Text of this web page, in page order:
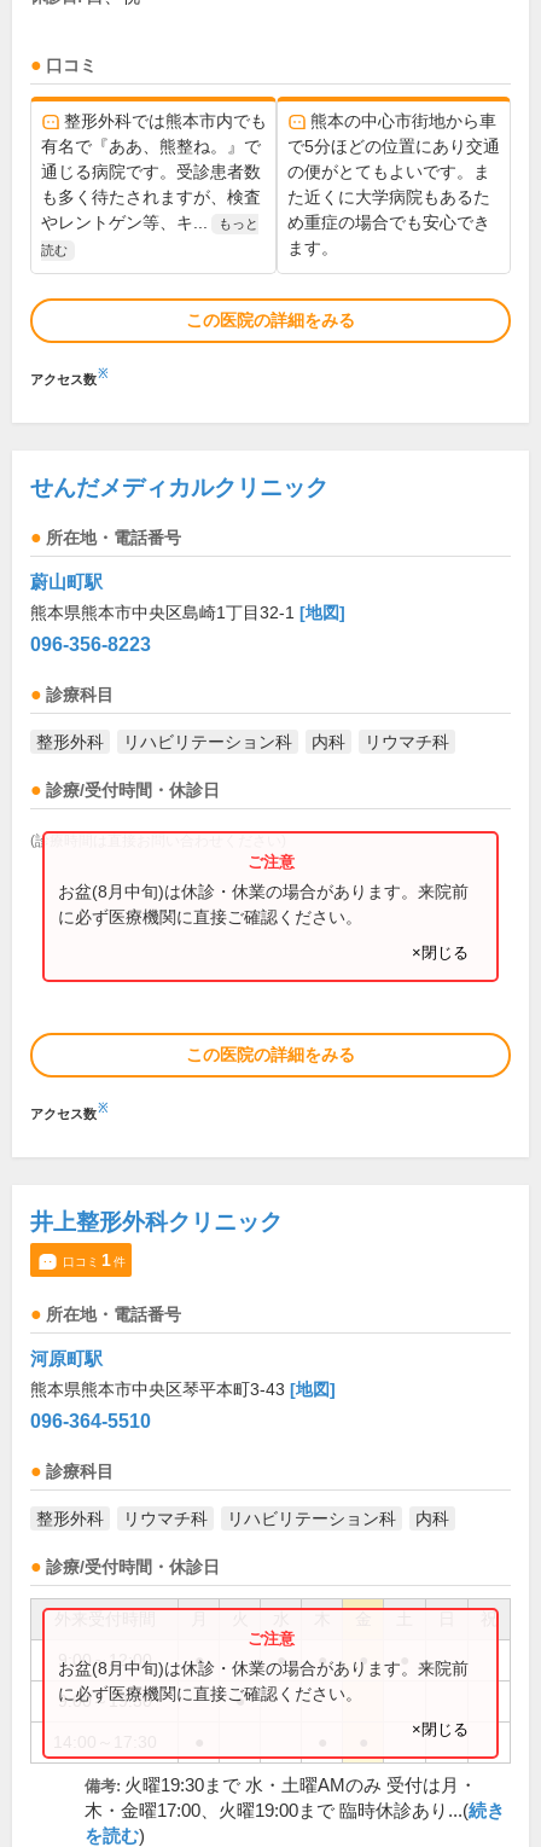
口コミ
整形外科では熊本市内でも
有名で『ああ、熊整ね。』で
通じる病院です。受診患者数
も多く待たされますが、検査
やレントゲン等、キ...
もっと
読む
熊本の中心市街地から車
で5分ほどの位置にあり交通
の便がとてもよいです。ま
た近くに大学病院もあるた
め重症の場合でも安心でき
ます。
この医院の詳細をみる
アクセス数※
せんだメディカルクリニック
所在地・電話番号
蔚山町駅
熊本県熊本市中央区島崎1丁目32-1 [地図]
096-356-8223
診療科目
整形外科 リハビリテーション科 内科 リウマチ科
診療/受付時間・休診日
(診療時間は直接お問い合わせください)
お盆(8月中旬)は休診・休業の場合があります。来院前
に必ず医療機関に直接ご確認ください。
×閉じる
この医院の詳細をみる
アクセス数※
井上整形外科クリニック
口コミ 1件
所在地・電話番号
河原町駅
熊本県熊本市中央区琴平本町3-43 [地図]
096-364-5510
診療科目
整形外科 リウマチ科 リハビリテーション科 内科
診療/受付時間・休診日
祝
9:00～12:00 ● ● ● ●
9:00～19:30 ●
お盆(8月中旬)は休診・休業の場合があります。来院前
に必ず医療機関に直接ご確認ください。
×閉じる
備考: 火曜19:30まで 水・土曜AMのみ 受付は月・
木・金曜17:00、火曜19:00まで 臨時休診あり...(続き
を読む)